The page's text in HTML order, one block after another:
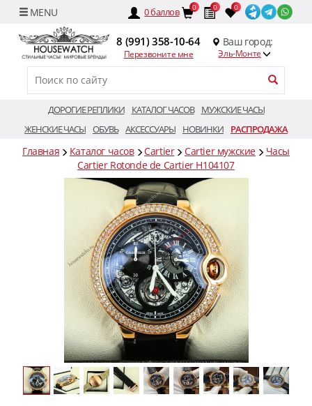
0баллов 0 0 0
8 (991) 358-10-64
Перезвоните мне
Ваш город:
Эль-Монте
ДОРОГИЕ РЕПЛИКИ КАТАЛОГ ЧАСОВ
МУЖСКИЕ ЧАСЫ
ЖЕНСКИЕ ЧАСЫ ОБУВЬ АКСЕССУАРЫ НОВИНКИ РАСПРОДАЖА
Главная Каталог часов Cartier Cartier мужские
Часы
Cartier Rotonde de Cartier H104107